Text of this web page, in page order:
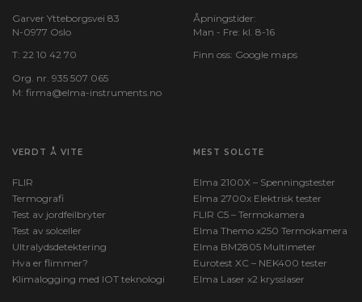
Garver Ytteborgsvei 83
N-0977 Oslo
T: 22 10 42 70
Org. nr. 935 507 065
M: firma@elma-instruments.no​
Åpningstider:
Man - Fre: kl. 8-16
Finn oss: Google maps
VERDT Å VITE
FLIR
Termografi
Test av jordfeilbryter
Test av solceller
Ultralydsdetektering
Hva er flimmer?
Klimalogging med IOT teknologi
MEST SOLGTE
Elma 2100X – Spenningstester
Elma 2700x Elektrisk tester
FLIR C5 – Termokamera
Elma Themo x250 Termokamera
Elma BM2805 Multimeter
Eurotest XC – NEK400 tester
Elma Laser x2 krysslaser